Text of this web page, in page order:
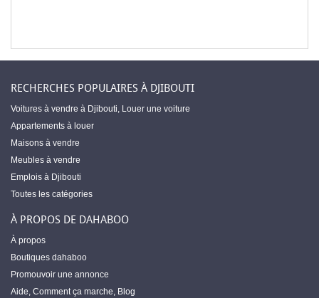
RECHERCHES POPULAIRES À DJIBOUTI
Voitures à vendre à Djibouti, Louer une voiture
Appartements à louer
Maisons à vendre
Meubles à vendre
Emplois à Djibouti
Toutes les catégories
À PROPOS DE DAHABOO
À propos
Boutiques dahaboo
Promouvoir une annonce
Aide, Comment ça marche, Blog